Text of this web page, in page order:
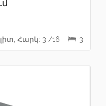
Հարկ: 3 /16 3